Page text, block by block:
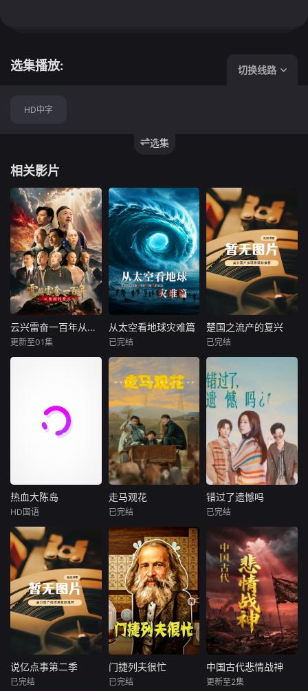
选集播放: 切换线路
选集
HD中字
相关影片
云兴雷奋一百年从陶澍到黄兴
共产党成立前夕的
百年中国历史，紧
扣中国从封建改良
维新变法、辛亥革
命四大叙事板块，
史上接续涌现的陶
澍、魏源、曾国
藩、谭嗣同、黄兴
等人才群体层层递
进的救国实践，清
晰展现近代中国从
救王朝、破帝制到
建共和的历史性转
折，折射出近代中
国的深刻变革和中
华传统文化的嬗变
更新。
云兴雷奋一百年从陶澍到黄兴
更新至01集
从太空看地球灾难篇
当灾难发生时，来
自太空的“眼睛”，
能否比地面上的人
类更早发现真相？
《从太空看地球：
灾难篇》将镜头升
至数百公里外的太
空，借助卫星遥
感、热成像、雷达
监测与地面调查，
重新解析近年来震
难。从火山喷发、
海啸、野火与飓
风，到火车脱轨、
桥梁坍塌、核泄漏
与化学爆炸，每一
次毁灭背后，都隐
藏着肉眼无法察觉
的危险信号。2022
年汤加火山为何突
然爆发？2023年毛
伊岛大火如何在短
时间内吞噬整座城
从太空看地球灾难篇
已完结
楚国之流产的复兴
深度聚焦楚国在历
史长河中几次试图
复兴却功亏一篑的
关键节点。纪录片
通过详实史料与生
动影像，回溯楚国
在面临内忧外患时
的艰难挣扎。楚悼
王时期，吴起变法
曾给楚国带来富国
强兵的曙光，却因
夭折；楚怀王在
位，屈原推动的改
革也在重重阻碍下
无奈终止。片中运
用场景还原、专家
解读等形式，剖析
楚国错失复兴机遇
背后的政治博弈、
文化冲突与社会矛
盾，展现楚国在历
史浪潮中跌宕起
伏，虽努力复兴却
楚国之流产的复兴
已完结
热血大陈岛
曹阳明珠
范事成
影片以大陈岛
垦荒历史为创作底
色，在尊重历史真
实性的前提下，以
年轻化、科技化的
光影语言活化红色
记忆，生动诠释了
“艰苦创业、奋发图
强、无私奉献、开
热血大陈岛
HD国语
走马观花
张越宁
新波，丁大宁，郭
华，程依慕他们毕
业于同一所大学。
他们和很多年轻人
一样，自以为是，
敏感脆弱，没有被
认可的才华。他们
来自不同的地方，
却有一个共同的愿
望“出人头地”。在
走马观花
已完结
错过了遗憾吗
00后女孩吴小北惨
遭“断崖式分手”，
失恋后的她在发疯
和颓废中反复横
跳，终于决定反
击！小北跌跌撞撞
做完了“失恋后也不
必做的12件事”：改
造自己、假装理
性、周旋于形形色
错过了遗憾吗
已完结
说亿点事第二季
说亿点事第二季
已完结
门捷列夫很忙
门捷列夫很忙
已完结
中国古代悲情战神
中国古代悲情战神
更新至2集